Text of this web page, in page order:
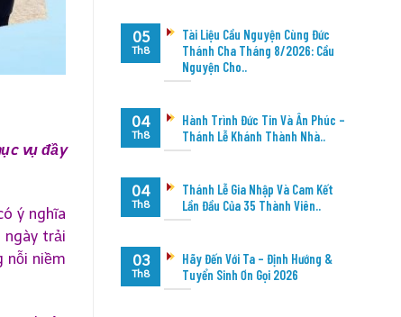
vụ đầy
ý nghĩa
ngày trải
nỗi niềm
Tài Liệu Cầu Nguyện Cùng Đức
Thánh Cha Tháng 8/2026: Cầu
Nguyện Cho..
05
Th8
Hành Trình Đức Tin Và Ân Phúc –
Thánh Lễ Khánh Thành Nhà..
04
Th8
Thánh Lễ Gia Nhập Và Cam Kết
Lần Đầu Của 35 Thành Viên..
04
Th8
Hãy Đến Với Ta – Định Hướng &
Tuyển Sinh Ơn Gọi 2026
03
Th8